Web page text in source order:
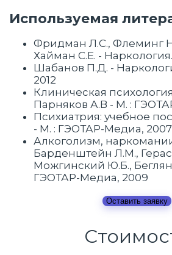
Используемая
Фридман Л.С., Флеминг
Хайман С.Е. - Наркология.
Шабанов П.Д. -
2012
Клиническая
Парняков А.В - М. :
Психиатрия: учебное
- М. : ГЭОТАР-Медиа, 2007
Алкоголизм,
Барденштейн Л.М.,
Можгинский Ю.Б.,
ГЭОТАР-Медиа, 2009
Оставить заявку